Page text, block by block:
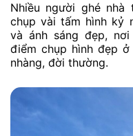
Nhiều người ghé
chụp vài tấm hình kỷ
và ánh sáng đẹp,
điểm chụp hình đẹp ở
nhàng, đời thường.